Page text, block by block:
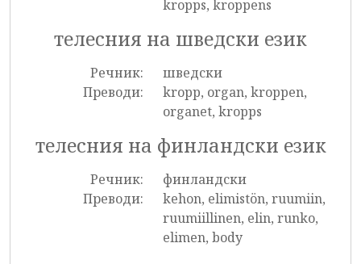
kropps, kroppens
телесния на шведски език
Речник:
шведски
Преводи:
kropp, organ, kroppen,
organet, kropps
телесния на финландски език
Речник:
финландски
Преводи:
kehon, elimistön, ruumiin,
ruumiillinen, elin, runko,
elimen, body